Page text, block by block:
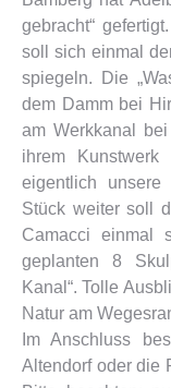
gebracht“
soll sich einmal
spiegeln. Die
dem Damm bei
am Werkkanal
ihrem
eigentlich
Stück weiter soll
Camacci einmal
geplanten 8
Kanal“. Tolle
Natur am
Im Anschluss
Altendorf oder die